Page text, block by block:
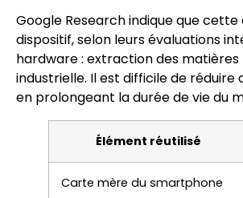
Google Research indique que
dispositif, selon leurs évaluations
hardware : extraction des
industrielle. Il est difficile de
en prolongeant la durée de vie du
Élément réutilisé
Carte mère du smartphone